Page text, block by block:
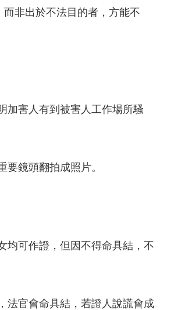
而非出於不法目的者，方能不
加害人有到被害人工作場所騷
要鏡頭翻拍成照片。
均可作證，但因不得命具結，不
法官會命具結，若證人說謊會成